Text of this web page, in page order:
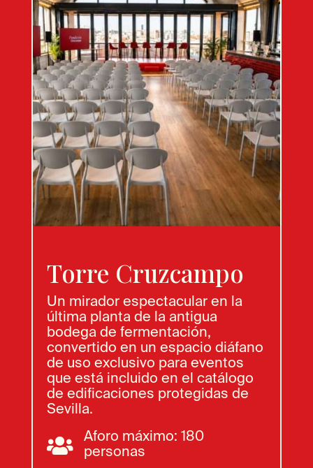
Torre Cruzcampo
Un mirador espectacular en la
última planta de la antigua
bodega de fermentación,
convertido en un espacio diáfano
de uso exclusivo para eventos
que está incluido en el catálogo
de edificaciones protegidas de
Sevilla.

Aforo máximo: 180
personas